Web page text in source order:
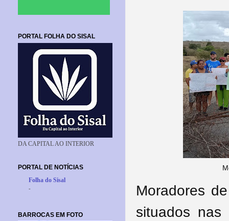
Moradores
situados nas
PORTAL FOLHA DO SISAL
DA CAPITAL AO INTERIOR
PORTAL DE NOTÍCIAS
Folha do Sisal
-
BARROCAS EM FOTO